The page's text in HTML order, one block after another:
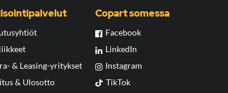
& Leasing-yritykset
& Ulosotto
Copart somessa
Facebook
LinkedIn
Instagram
TikTok